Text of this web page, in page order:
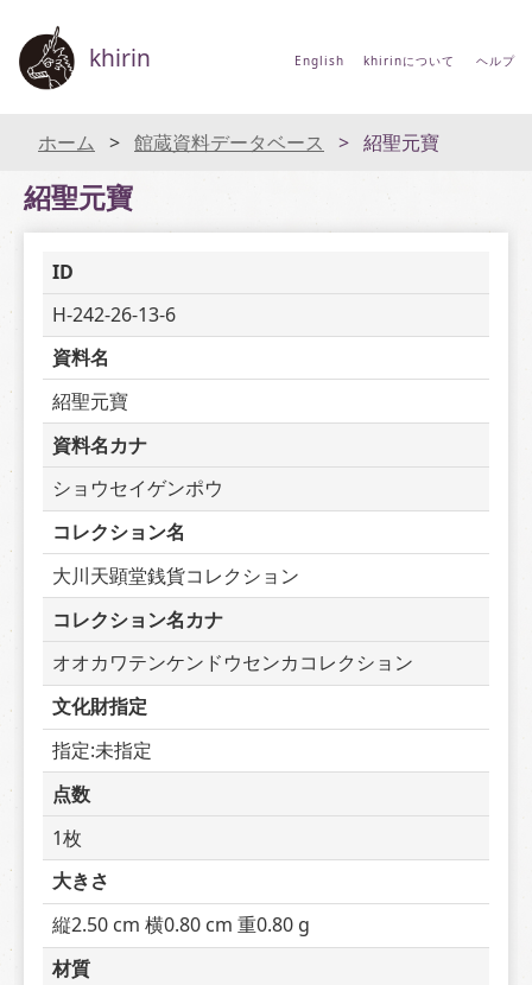
khirin English khirinについて ヘルプ
ホーム 館蔵資料データベース 紹聖元寶
紹聖元寶
ID
H-242-26-13-6
資料名
紹聖元寶
資料名カナ
ショウセイゲンポウ
コレクション名
大川天顕堂銭貨コレクション
コレクション名カナ
オオカワテンケンドウセンカコレクション
文化財指定
指定:未指定
点数
1枚
大きさ
縦2.50 cm 横0.80 cm 重0.80 g
材質